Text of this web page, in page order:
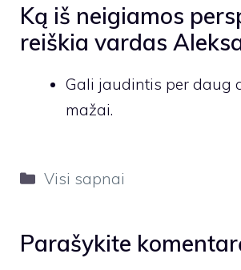
Ką iš neigiamos
reiškia vardas
Gali jaudintis per daug
mažai.
Kategorijos
Visi sapnai
Parašykite